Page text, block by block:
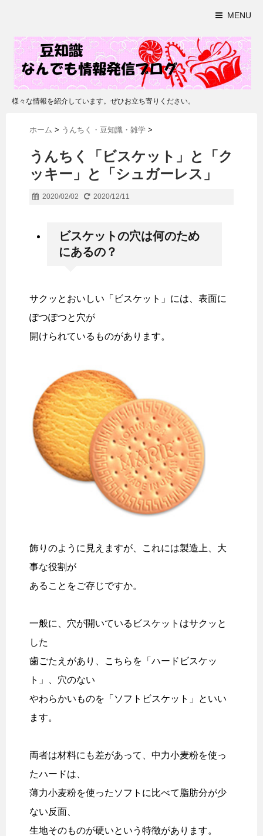
MENU
様々な情報を紹介しています。ぜひお立ち寄りください。
ホーム > うんちく・豆知識・雑学 >
うんちく「ビスケット」と「ク
ッキー」と「シュガーレス」
2020/02/02 2020/12/11
ビスケットの穴は何のため
にあるの？
サクッとおいしい「ビスケット」には、表面に
ぽつぽつと穴が
開けられているものがあります。
飾りのように見えますが、これには製造上、大
事な役割が
あることをご存じですか。
一般に、穴が開いているビスケットはサクッと
した
歯ごたえがあり、こちらを「ハードビスケッ
ト」、穴のない
やわらかいものを「ソフトビスケット」といい
ます。
両者は材料にも差があって、中力小麦粉を使っ
たハードは、
薄力小麦粉を使ったソフトに比べて脂肪分が少
ない反面、
生地そのものが硬いという特徴があります。